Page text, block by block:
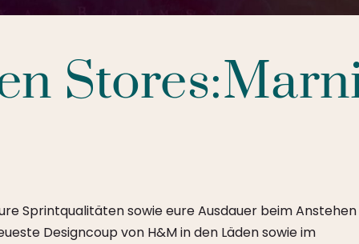
Sprintqualitäten sowie eure Ausdauer beim Anstehen
Designcoup von H&M in den Läden sowie im